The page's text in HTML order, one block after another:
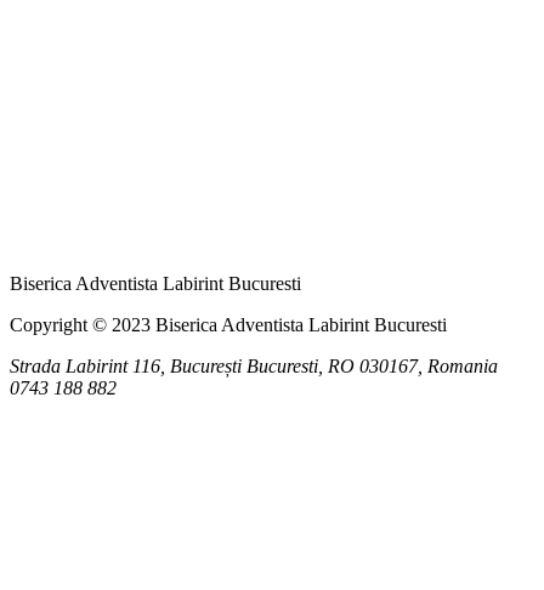
Biserica Adventista Labirint Bucuresti
Copyright © 2023 Biserica Adventista Labirint Bucuresti
Strada Labirint 116, București Bucuresti RO 030167, Romania
0743 188 882